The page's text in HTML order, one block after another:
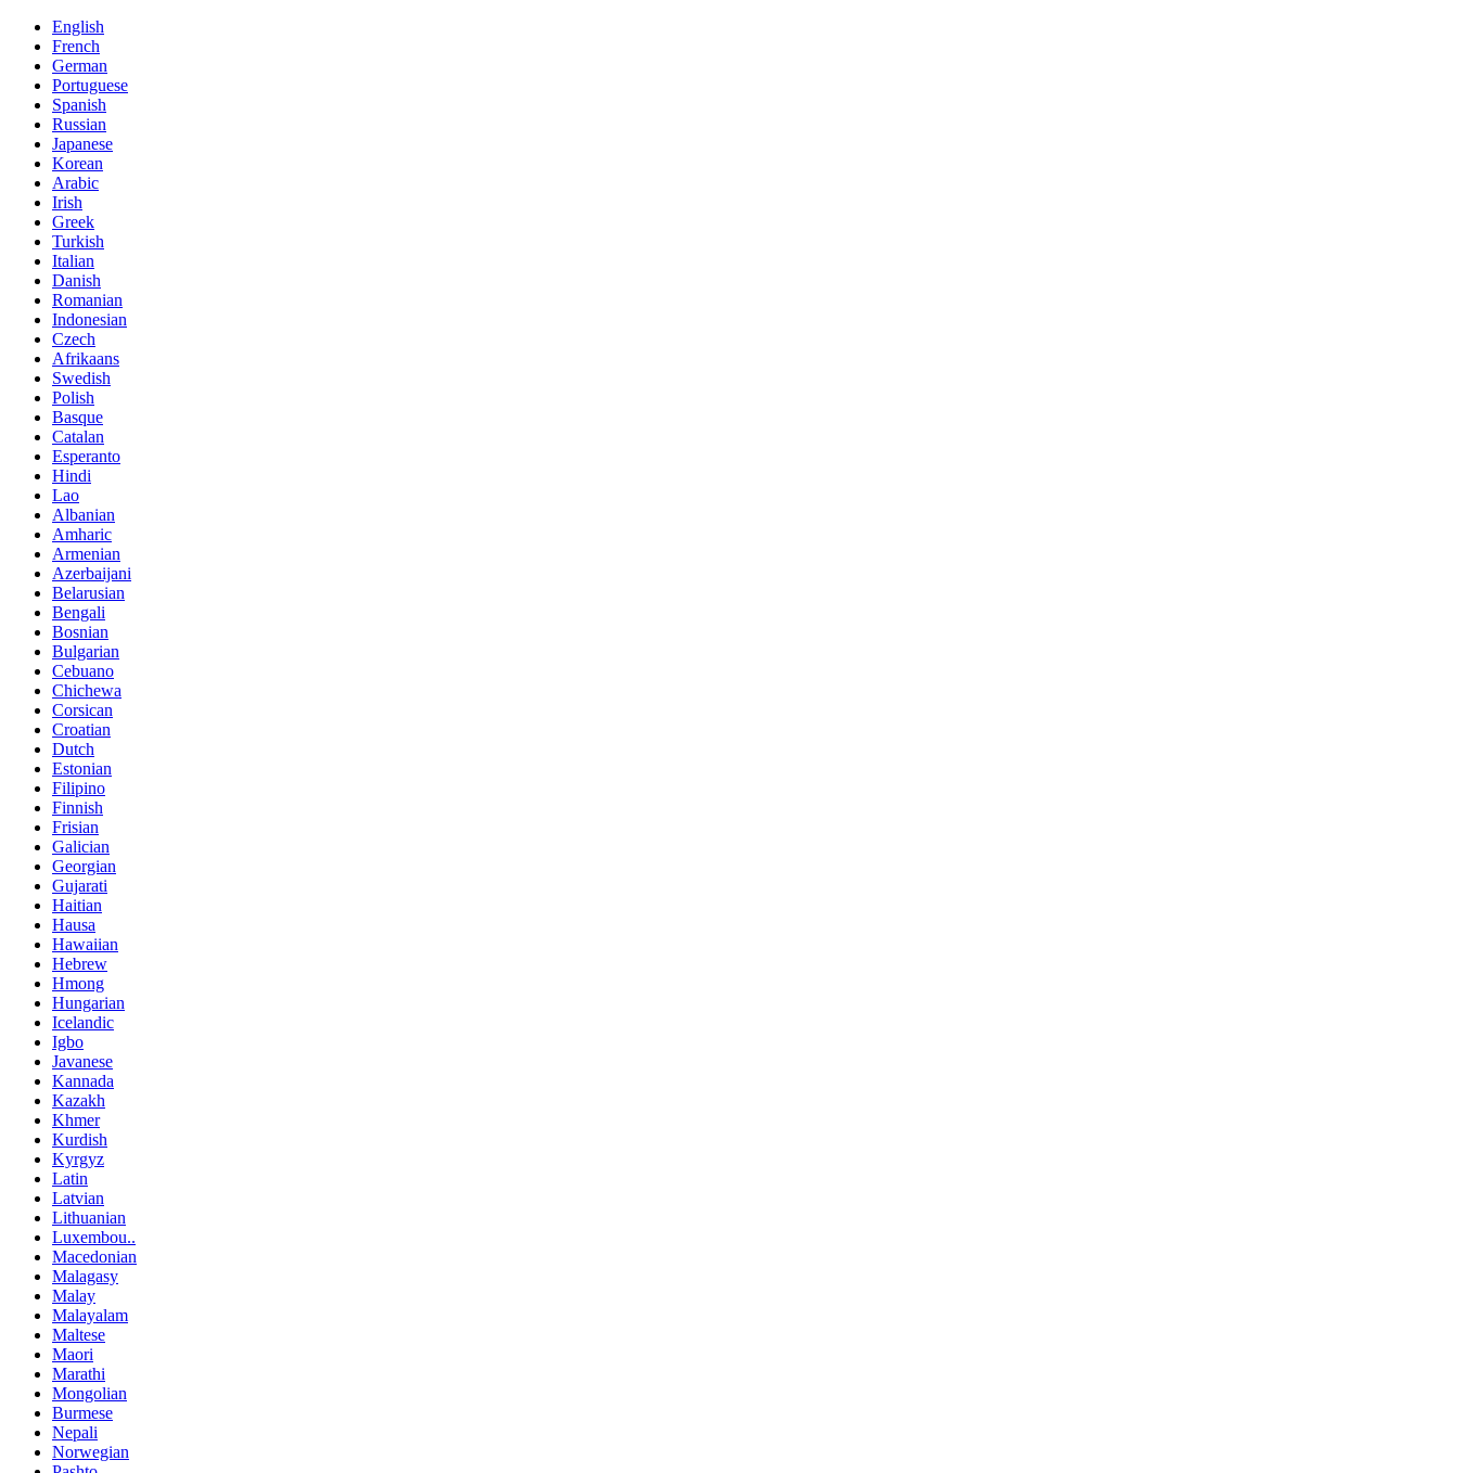
English
French
German
Portuguese
Spanish
Russian
Japanese
Korean
Arabic
Irish
Greek
Turkish
Italian
Danish
Romanian
Indonesian
Czech
Afrikaans
Swedish
Polish
Basque
Catalan
Esperanto
Hindi
Lao
Albanian
Amharic
Armenian
Azerbaijani
Belarusian
Bengali
Bosnian
Bulgarian
Cebuano
Chichewa
Corsican
Croatian
Dutch
Estonian
Filipino
Finnish
Frisian
Galician
Georgian
Gujarati
Haitian
Hausa
Hawaiian
Hebrew
Hmong
Hungarian
Icelandic
Igbo
Javanese
Kannada
Kazakh
Khmer
Kurdish
Kyrgyz
Latin
Latvian
Lithuanian
Luxembou..
Macedonian
Malagasy
Malay
Malayalam
Maltese
Maori
Marathi
Mongolian
Burmese
Nepali
Norwegian